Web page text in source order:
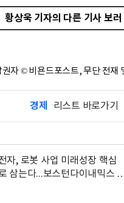
황상욱 기자의 다른 기사 보러
자 © 비욘드포스트, 무단 전재
경제 리스트 바로가기
자, 로봇 사업 미래성장 핵심
삼는다...보스턴다이내믹스